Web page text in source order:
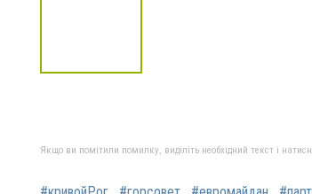
Якщо ви помітили помилку, виділіть необхідний текст і